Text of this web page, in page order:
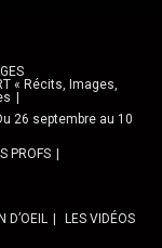
« Récits, Images,
26 septembre au 10
PROFS
D’OEIL LES VIDÉOS